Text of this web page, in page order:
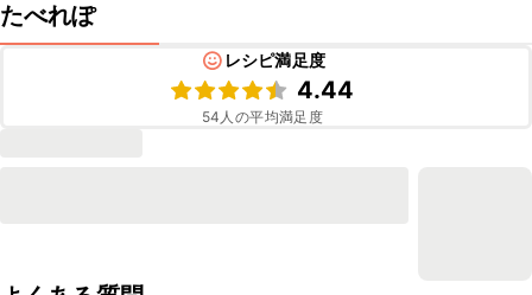
たべれぽ
レシピ満足度
4.44
54 人の平均満足度